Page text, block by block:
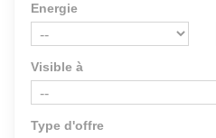
Energie
Visible à
Type d'offre